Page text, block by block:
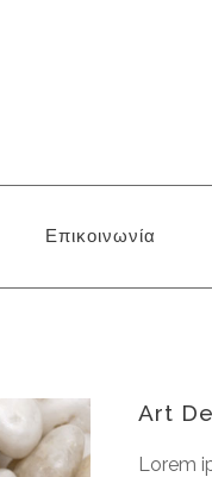
Επικοινωνία
Art
Lorem